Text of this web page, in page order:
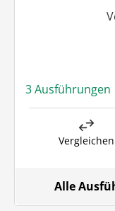
3 Ausführungen
Vergleichen
Alle